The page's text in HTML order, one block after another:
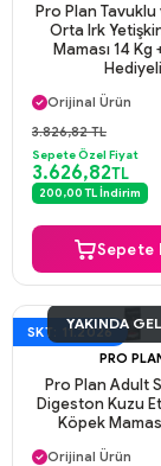
Pro Plan Tavuklu
Orta Irk
Maması 14 Kg
Hediyeli
Aynı Gün Kargo
Orijinal Ürün
Güvenli Ödeme
Aynı Gün Kargo
3.826,82 TL
Sepete Özel Fiyat
3.626,82TL
200,00 TL İndirim
Sepete
SKT: 11.2026
YAKINDA
PRO
Pro Plan Adult
Digeston Kuzu
Köpek
Aynı Gün Kargo
Orijinal Ürün